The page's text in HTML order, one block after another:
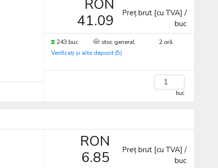
RON
41.09
Preț brut [cu TVA] /
buc
243 buc stoc general
2 oră
Verificați și alte depozit (5)
buc
RON
6.85
Preț brut [cu TVA] /
buc